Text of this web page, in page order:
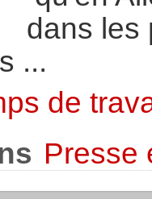
dans les
...
de
Presse